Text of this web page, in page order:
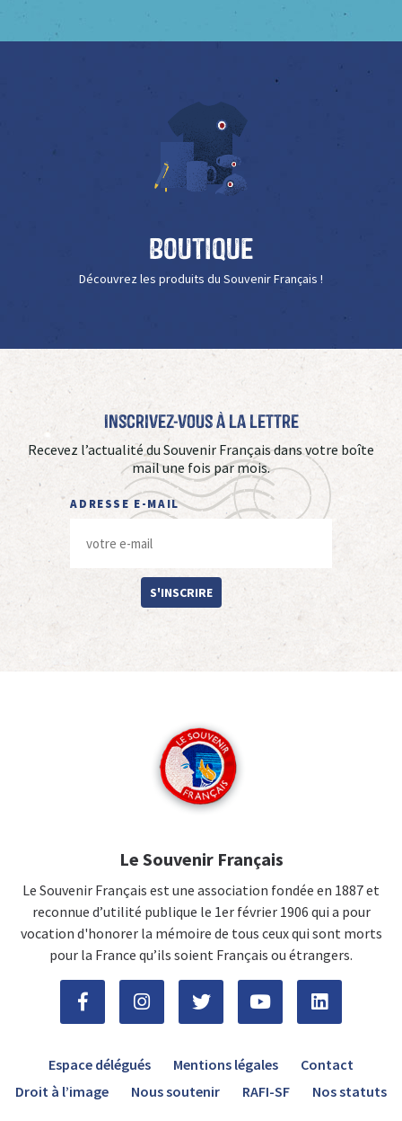
Boutique
Découvrez les produits du Souvenir Français !
Inscrivez-vous à La Lettre
Recevez l’actualité du Souvenir Français dans votre boîte
mail une fois par mois.
ADRESSE E-MAIL
S'INSCRIRE
Le Souvenir Français
Le Souvenir Français est une association fondée en 1887 et
reconnue d’utilité publique le 1er février 1906 qui a pour
vocation d'honorer la mémoire de tous ceux qui sont morts
pour la France qu’ils soient Français ou étrangers.
Espace délégués Mentions légales
Contact
Droit à l’image
Nous soutenir RAFI-SF Nos statuts